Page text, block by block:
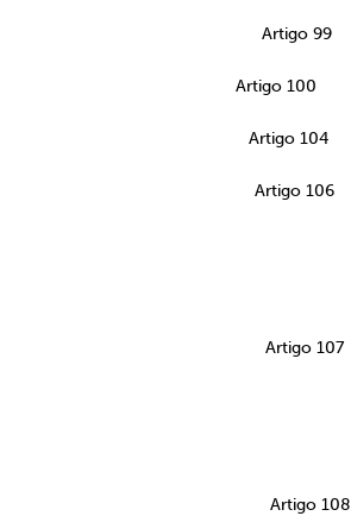
Artigo 99
Requisitos Artigo 100
Artigo 104
Artigo 106
Artigo 107
Artigo 108